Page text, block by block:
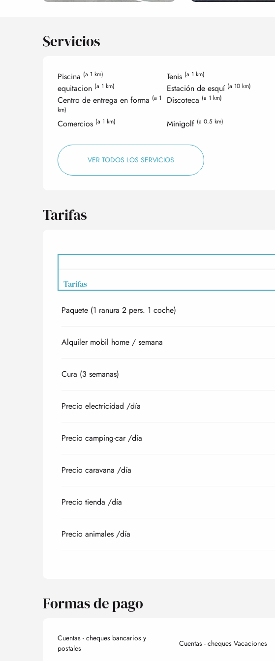
Servicios
Piscina (a 1 km) Tenis (a 1 km)
equitacion (a 1 km) Estación de esquí (a 10 km)
Centro de entrega en forma (a 1
km)
Discoteca (a 1 km)
Comercios (a 1 km) Minigolf (a 0.5 km)
VER TODOS LOS SERVICIOS
Tarifas
Tarifas
Tarifas 2027
Paquete (1 ranura 2 pers. 1 coche)
Alquiler mobil home / semana
Cura (3 semanas)
Precio electricidad /día
Precio camping-car /día
Precio caravana /día
Precio tienda /día
Precio animales /día
Formas de pago
Cuentas - cheques bancarios y
postales
Cuentas - cheques Vacaciones